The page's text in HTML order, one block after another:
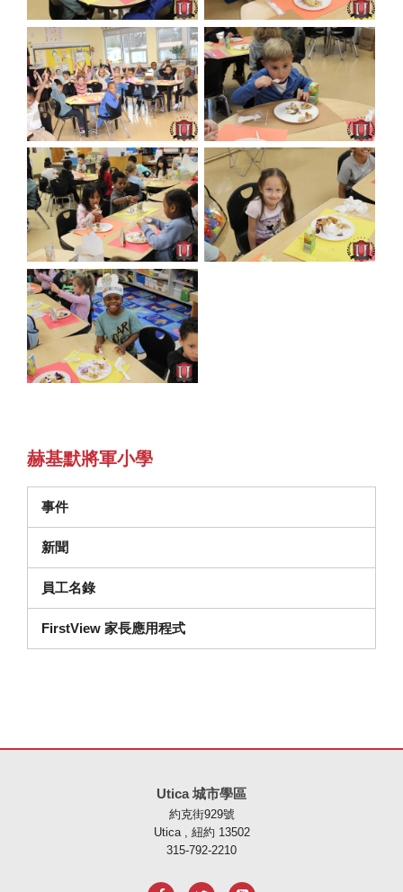
赫基默將軍小學
事件
新聞
員工名錄
FirstView 家長應用程式
Utica 城市學區
約克街929號
Utica , 紐約 13502
315-792-2210